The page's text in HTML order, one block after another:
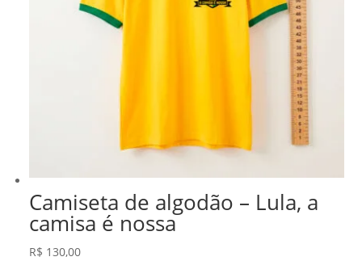
Camiseta de algodão – Lula, a
camisa é nossa
R$ 130,00